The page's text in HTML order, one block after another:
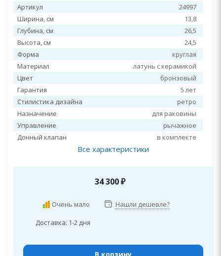
Артикул
24997
Ширина, см
13,8
Глубина, см
26,5
Высота, см
24,5
Форма
круглая
Материал
латунь с керамикой
Цвет
бронзовый
Гарантия
5 лет
Стилистика дизайна
ретро
Назначение
для раковины
Управление
рычажное
Донный клапан
в комплекте
Все характеристики
34 300₽
Очень мало Нашли дешевле?
Доставка: 1-2 дня